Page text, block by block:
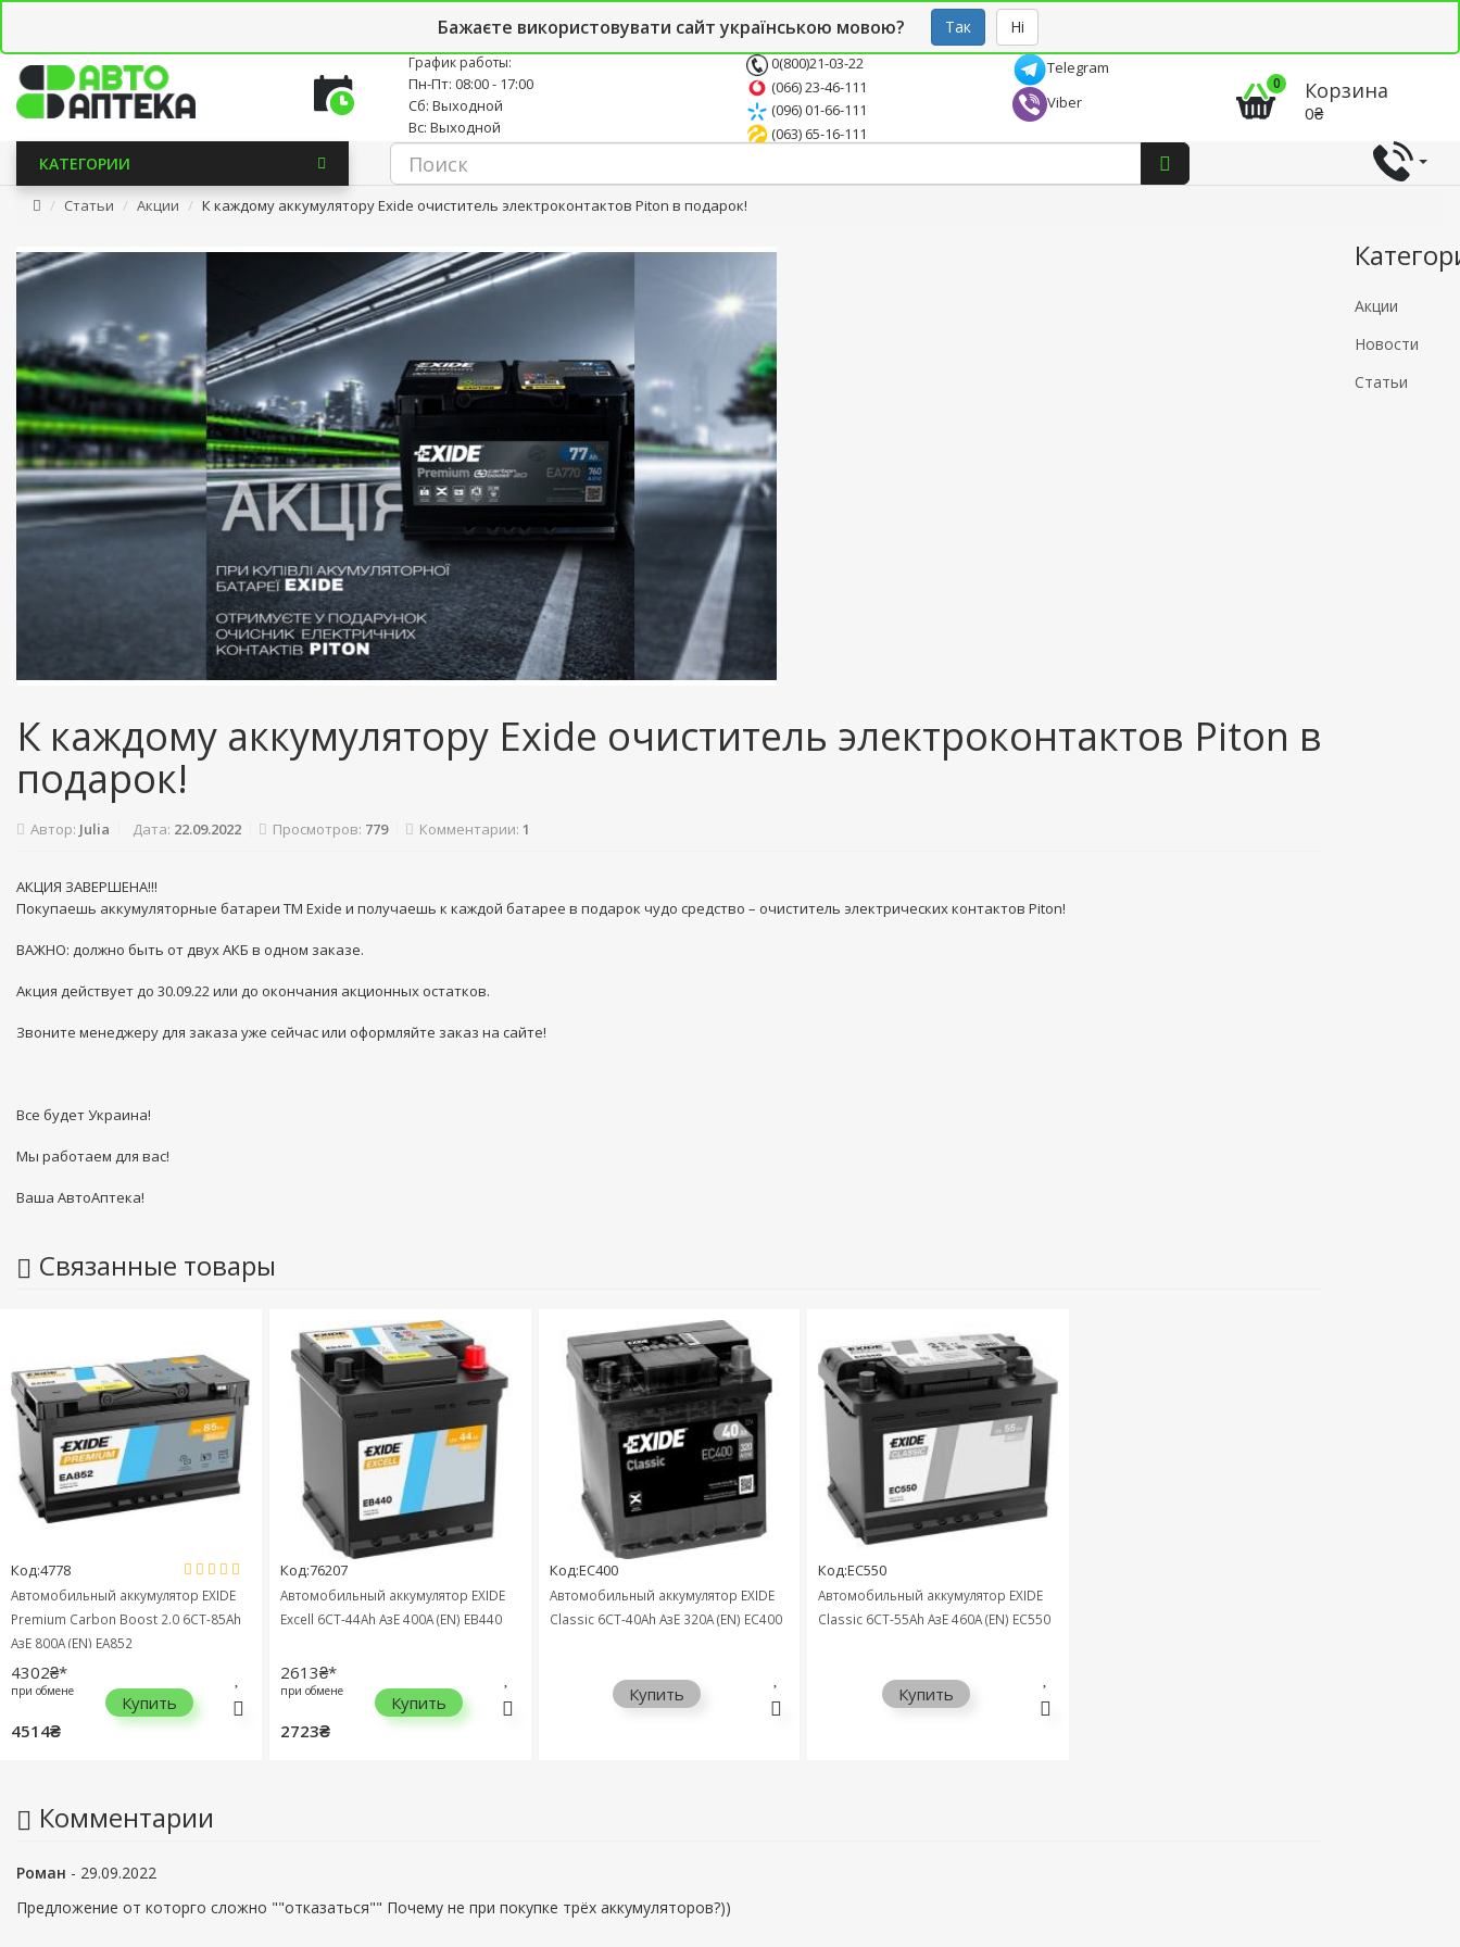
Бажаєте використовувати сайт українською мовою? Так Ні
Новостной блог Опт СТО
График работы:
Пн-Пт: 08:00 - 17:00
Сб: Выходной
Вс: Выходной
0(800)21-03-22
(066) 23-46-111
(096) 01-66-111
(063) 65-16-111
Telegram
Viber
0 Корзина
0₴
КАТЕГОРИИ
Статьи Акции К каждому аккумулятору Exide очиститель электроконтактов Piton в подарок!
К каждому аккумулятору Exide очиститель электроконтактов Piton в
подарок!
Автор: Julia Дата: 22.09.2022 Просмотров: 779 Комментарии: 1
АКЦИЯ ЗАВЕРШЕНА!!!
Покупаешь аккумуляторные батареи ТМ Exide и получаешь к каждой батарее в подарок чудо средство – очиститель электрических контактов Piton!
ВАЖНО: должно быть от двух АКБ в одном заказе.
Акция действует до 30.09.22 или до окончания акционных остатков.
Звоните менеджеру для заказа уже сейчас или оформляйте заказ на сайте!
Все будет Украина!
Мы работаем для вас!
Ваша АвтоАптека!
Связанные товары
Код:4778
Автомобильный аккумулятор EXIDE
Premium Carbon Boost 2.0 6СТ-85Ah
АзЕ 800A (EN) EA852
4302₴*
при обмене
4514₴
Купить
Код:76207
Автомобильный аккумулятор EXIDE
Excell 6СТ-44Ah АзЕ 400A (EN) EB440
2613₴*
при обмене
2723₴
Купить
Код:EC400
Автомобильный аккумулятор EXIDE
Classic 6СТ-40Ah АзЕ 320A (EN) EC400
Купить
Код:EC550
Автомобильный аккумулятор EXIDE
Classic 6СТ-55Ah АзЕ 460A (EN) EC550
Купить
Комментарии
Роман - 29.09.2022
Предложение от которго сложно ""отказаться"" Почему не при покупке трёх аккумуляторов?))
Акции
Новости
Статьи